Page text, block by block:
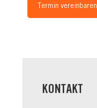
Termin vereinbaren
KONTAKT